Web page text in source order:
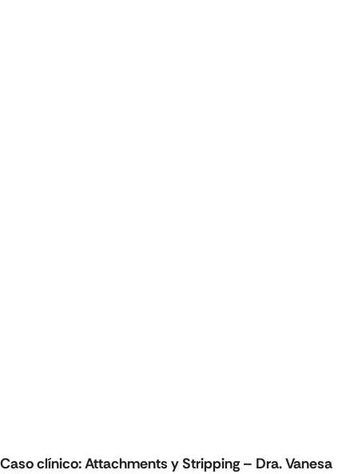
Caso clínico: Attachments y Stripping – Dra. Vanesa